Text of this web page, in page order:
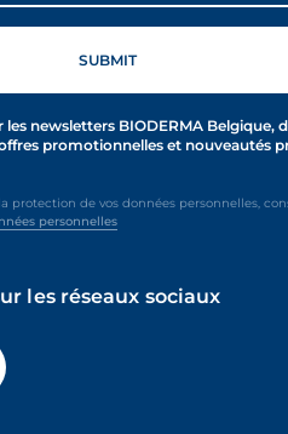
les newsletters BIODERMA Belgique,
promotionnelles et nouveautés
protection de vos données personnelles,
personnelles
les réseaux sociaux